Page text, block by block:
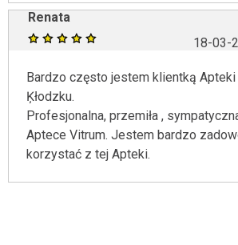
Renata
18-03-
Bardzo często jestem klientką
Ķłodzku.
Profesjonalna, przemiła ,
Aptece Vitrum. Jestem bardzo
korzystać z tej Apteki.